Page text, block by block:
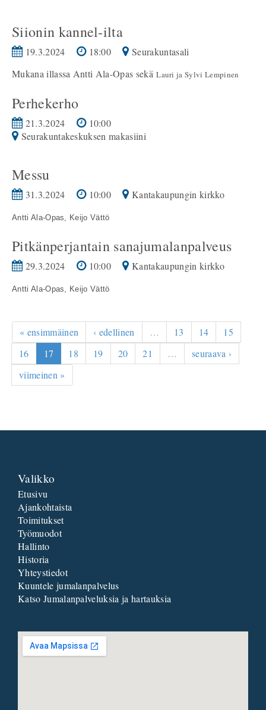
Siionin kannel-ilta
19.3.2024 18:00
Seurakuntasali
Mukana illassa Antti Ala-Opas sekäLauri ja Sylvi Lempinen
Perhekerho
21.3.2024
10:00
Seurakuntakeskuksen makasiini
Messu
31.3.2024 10:00 Kantakaupungin kirkko
Antti Ala-Opas, Keijo Vättö
Pitkänperjantain sanajumalanpalveus
29.3.2024 10:00 Kantakaupungin kirkko
Antti Ala-Opas, Keijo Vättö
« ensimmäinen ‹ edellinen … 13 14
15
16
17 18 19 20 21 …
seuraava ›
viimeinen »
Valikko
Etusivu
Ajankohtaista
Toimitukset
Työmuodot
Hallinto
Historia
Yhteystiedot
Kuuntele jumalanpalvelus
Katso Jumalanpalveluksia ja hartauksia